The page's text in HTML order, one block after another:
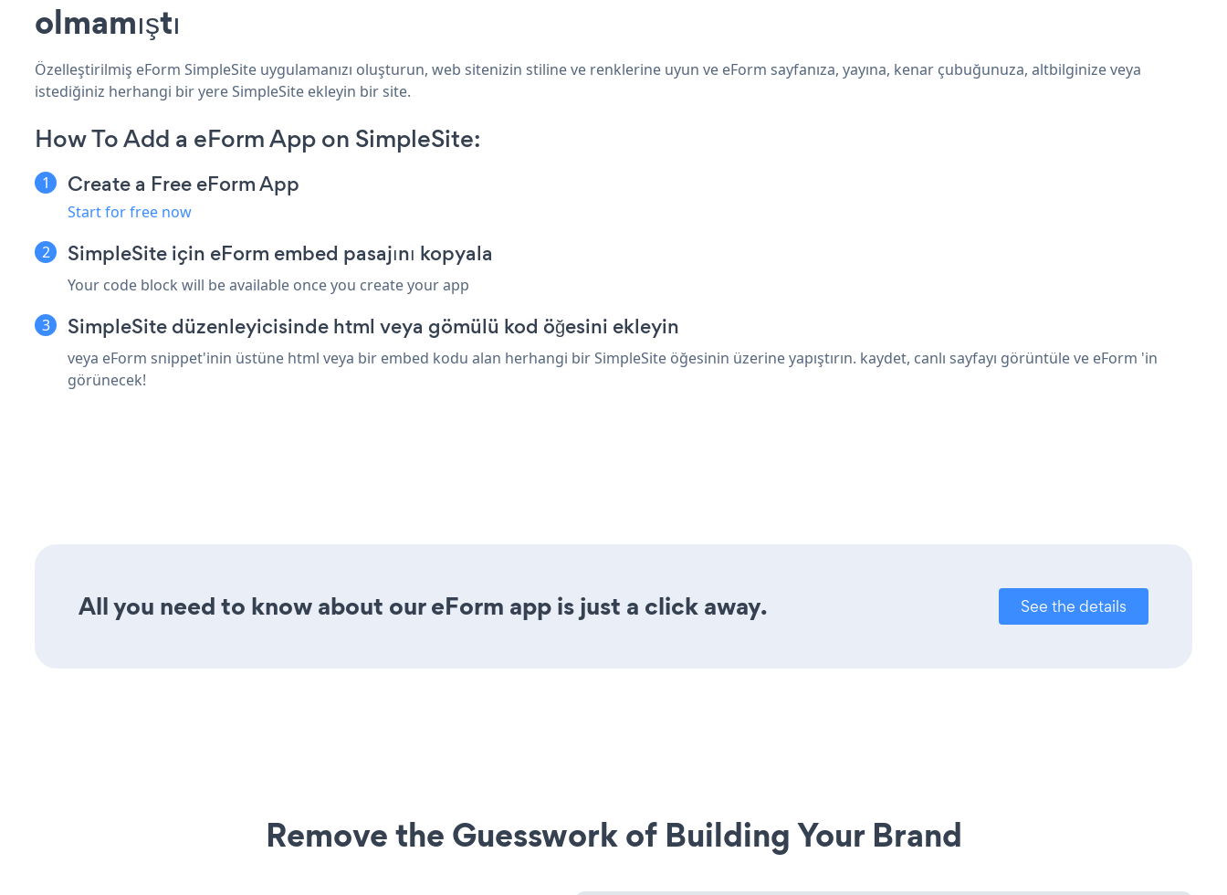
olmamıştı
Özelleştirilmiş eForm SimpleSite uygulamanızı oluşturun, web sitenizin stiline ve renklerine uyun ve eForm sayfanıza, yayına, kenar çubuğunuza, altbilginize veya
istediğiniz herhangi bir yere SimpleSite ekleyin bir site.
How To Add a eForm App on SimpleSite:
Create a Free eForm App
Start for free now
SimpleSite için eForm embed pasajını kopyala
Your code block will be available once you create your app
SimpleSite düzenleyicisinde html veya gömülü kod öğesini ekleyin
veya eForm snippet'inin üstüne html veya bir embed kodu alan herhangi bir SimpleSite öğesinin üzerine yapıştırın. kaydet, canlı sayfayı görüntüle ve eForm 'in
görünecek!
All you need to know about our eForm app is just a click away. See the details
Remove the Guesswork of Building Your Brand